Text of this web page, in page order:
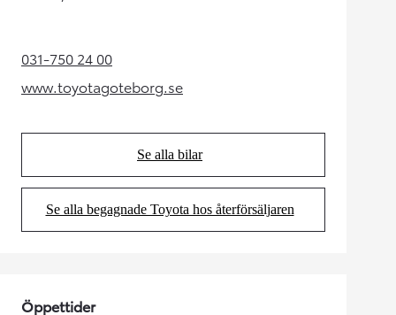
031-750 24 00(Opens in new tab)
www.toyotagoteborg.se
(Opens in new tab)
Se alla bilar
(Opens in new tab)
Se alla begagnade Toyota hos återförsäljaren
(Opens in new tab)
Öppettider